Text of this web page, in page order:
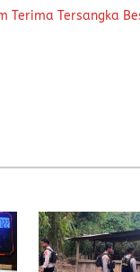
Terima Tersangka